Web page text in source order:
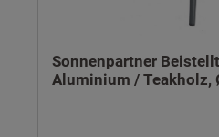
Sonnenpartner
Aluminium / Teakholz,